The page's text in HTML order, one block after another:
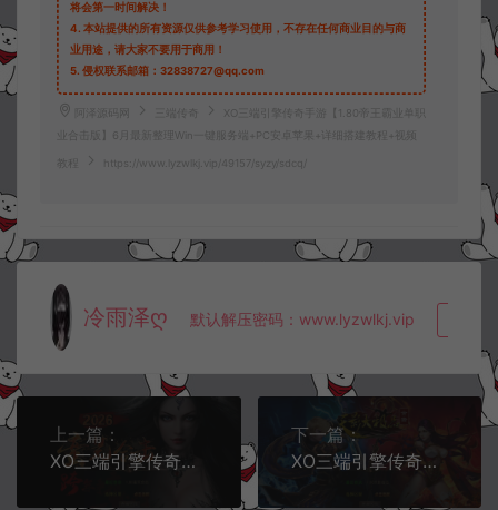
将会第一时间解决！
4. 本站提供的所有资源仅供参考学习使用，不存在任何商业目的与商
业用途，请大家不要用于商用！
5. 侵权联系邮箱：32838727@qq.com
阿泽源码网 三端传奇
XO三端引擎传奇手游【1.80帝王霸业单职
业合击版】6月最新整理Win一键服务端+PC安卓苹果+详细搭建教程+视频
教程 https://www.lyzwlkj.vip/49157/syzy/sdcq/
冷雨泽ღ 默认解压密码：www.lyzwlkj.vip
上一篇：
XO三端引擎传奇手游【1.80蛮荒合击版】6月最新整理Win一键服务端+PC安卓苹果+详细搭建教程+视频教程
下一篇：
XO三端引擎传奇手游【1.80天影大极品合击版】7月最新整理Win一键服务端+PC安卓苹果+详细搭建教程+视频教程